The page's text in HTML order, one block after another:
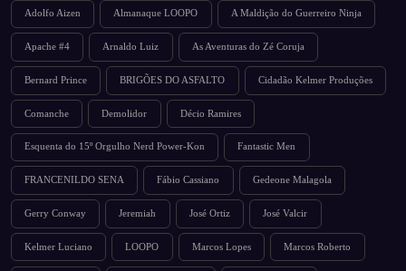
Adolfo Aizen Almanaque LOOPO A Maldição do Guerreiro Ninja
Apache #4 Arnaldo Luiz As Aventuras do Zé Coruja
Bernard Prince BRIGÕES DO ASFALTO Cidadão Kelmer Produções
Comanche Demolidor Décio Ramires
Esquenta do 15º Orgulho Nerd Power-Kon Fantastic Men
FRANCENILDO SENA Fábio Cassiano Gedeone Malagola
Gerry Conway Jeremiah José Ortiz José Valcir
Kelmer Luciano LOOPO Marcos Lopes Marcos Roberto